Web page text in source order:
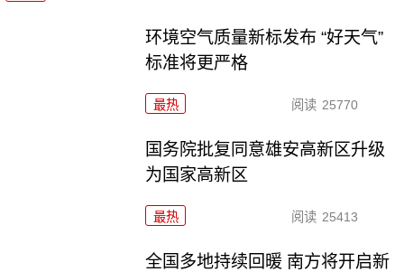
环境空气质量新标发布 “好天气”
标准将更严格
最热 阅读 25770
国务院批复同意雄安高新区升级
为国家高新区
最热 阅读 25413
全国多地持续回暖 南方将开启新